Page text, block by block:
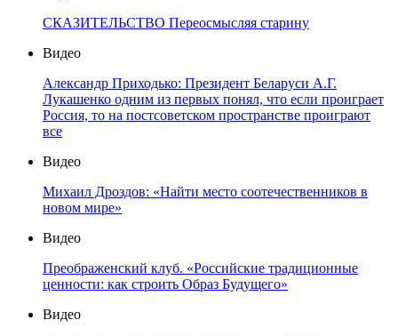
СКАЗИТЕЛЬСТВО Переосмысляя старину
Видео
Александр Приходько: Президент Беларуси А.Г.
Лукашенко одним из первых понял, что если проиграет
Россия, то на постсоветском пространстве проиграют
все
Видео
Михаил Дроздов: «Найти место соотечественников в
новом мире»
Видео
Преображенский клуб. «Российские традиционные
ценности: как строить Образ Будущего»
Видео